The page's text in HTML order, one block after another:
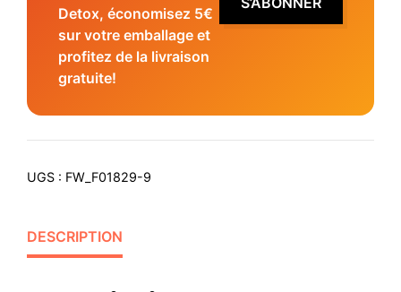
Detox, économisez 5€
sur votre emballage et
profitez de la livraison
gratuite!
UGS : FW_F01829-9
DESCRIPTION